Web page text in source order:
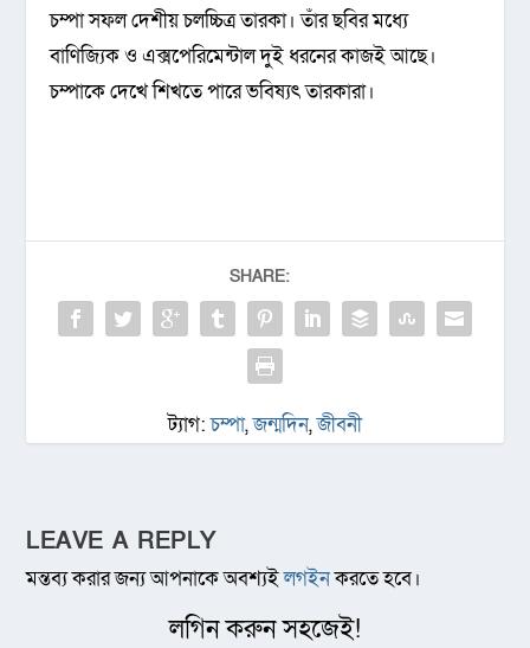
চম্পা সফল দেশীয় চলচ্চিত্র তারকা। তাঁর ছবির মধ্যে
বাণিজ্যিক ও এক্সপেরিমেন্টাল দুই ধরনের কাজই আছে।
চম্পাকে দেখে শিখতে পারে ভবিষ্যৎ তারকারা।
SHARE:
ট্যাগ:চম্পা,জন্মদিন,জীবনী
LEAVE A REPLY
মন্তব্য করার জন্য আপনাকে অবশ্যইলগইনকরতে হবে।
লগিন করুন সহজেই!